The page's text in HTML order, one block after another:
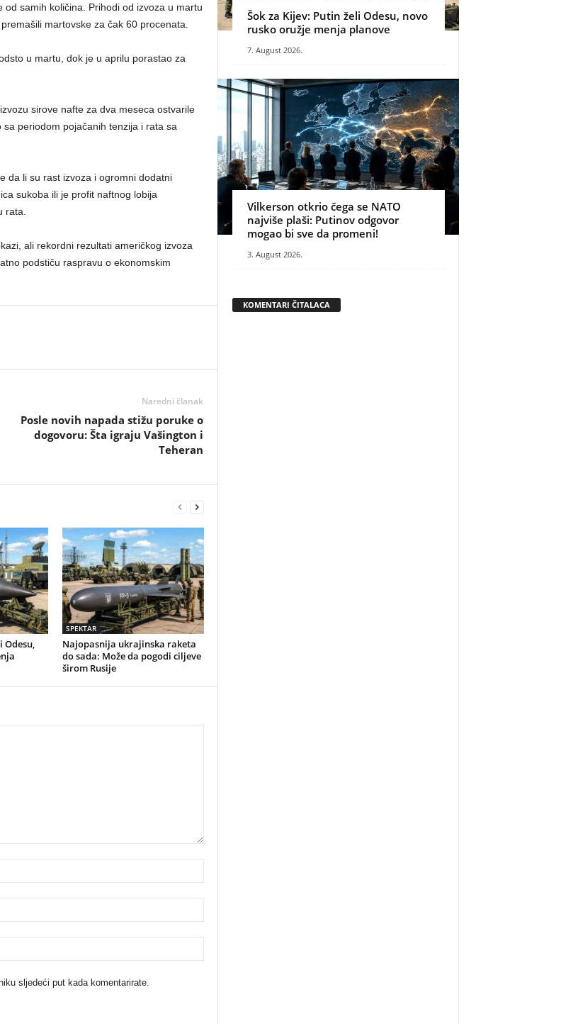
samih količina. Prihodi od izvoza u martu
martovske za čak 60 procenata.
u martu, dok je u aprilu porastao za
sirove nafte za dva meseca ostvarile
periodom pojačanih tenzija i rata sa
da li su rast izvoza i ogromni dodatni
sukoba ili je profit naftnog lobija
rata.
ali rekordni rezultati američkog izvoza
podstiču raspravu o ekonomskim
Naredni članak
Posle novih napada stižu poruke o
dogovoru: Šta igraju Vašington i
Teheran
Odesu,
SPEKTAR
Najopasnija ukrajinska raketa
do sada: Može da pogodi ciljeve
širom Rusije
sljedeći put kada komentarirate.
Šok za Kijev: Putin želi Odesu, novo
rusko oružje menja planove
7. August 2026.
Vilkerson otkrio čega se NATO
najviše plaši: Putinov odgovor
mogao bi sve da promeni!
3. August 2026.
KOMENTARI ČITALACA